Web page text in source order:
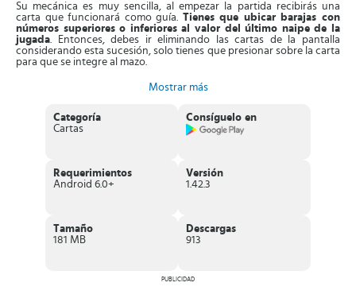
Su mecánica es muy sencilla, al empezar la partida recibirás una
carta que funcionará como guía. Tienes que ubicar barajas con
números superiores o inferiores al valor del último naipe de la
jugada. Entonces, debes ir eliminando las cartas de la pantalla
considerando esta sucesión, solo tienes que presionar sobre la carta
para que se integre al mazo.
puedes colocar el número de cartas que desees
una carta más para el mazo, aumentando así tus probabilidades de
ganar. Entonces, cuando ganas recibirás diamantes y monedas, que
eliminar malas hierbas o reconstruir oficinas del ayuntamiento. Cada
vez que restaures un edificio, puedes escoger el diseño, color y
Mostrar más
Categoría
Cartas
Consíguelo en
Requerimientos
Android 6.0+
Versión
1.42.3
Tamaño
181 MB
Descargas
913
PUBLICIDAD